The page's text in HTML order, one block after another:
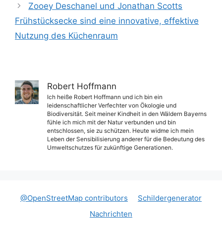
Zooey Deschanel und Jonathan Scotts
Frühstücksecke sind eine innovative, effektive
Nutzung des Küchenraum
Robert Hoffmann
Ich heiße Robert Hoffmann und ich bin ein
leidenschaftlicher Verfechter von Ökologie und
Biodiversität. Seit meiner Kindheit in den Wäldern Bayerns
fühle ich mich mit der Natur verbunden und bin
entschlossen, sie zu schützen. Heute widme ich mein
Leben der Sensibilisierung anderer für die Bedeutung des
Umweltschutzes für zukünftige Generationen.
@OpenStreetMap contributors
Schildergenerator
Nachrichten